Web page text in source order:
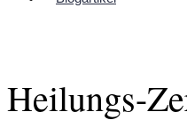
Heilungs-